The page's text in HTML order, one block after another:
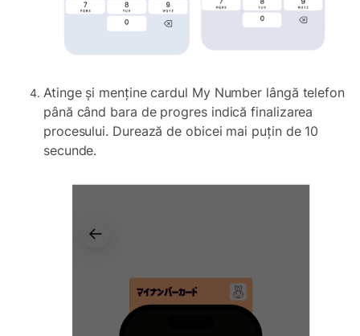
Atinge și menține cardul My Number lângă telefon
până când bara de progres indică finalizarea
procesului. Durează de obicei mai puțin de 10
secunde.